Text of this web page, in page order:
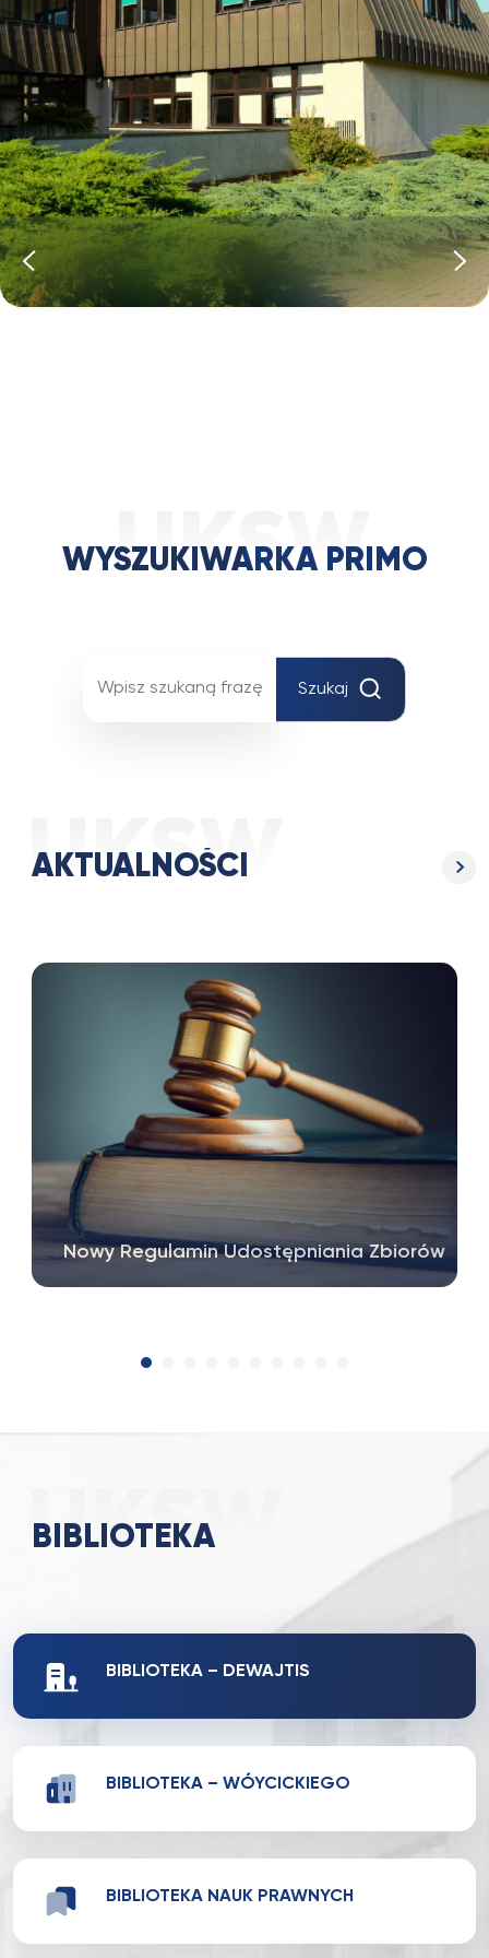
WYSZUKIWARKA PRIMO
Szukaj
AKTUALNOŚCI
Nowy Regulamin Udostępniania Zbiorów
BIBLIOTEKA
BIBLIOTEKA – DEWAJTIS
BIBLIOTEKA – WÓYCICKIEGO
BIBLIOTEKA NAUK PRAWNYCH